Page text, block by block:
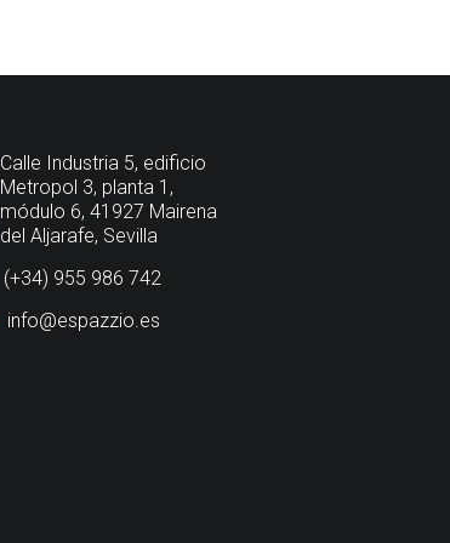
Calle Industria 5, edificio
Metropol 3, planta 1,
módulo 6, 41927 Mairena
del Aljarafe, Sevilla
(+34) 955 986 742
info@espazzio.es